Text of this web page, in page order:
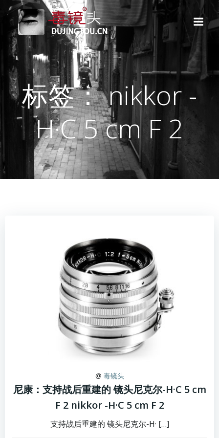
转
到
内
容
标签： nikkor -
H·C 5 cm F 2
@ 毒镜头
尼康：支持战后重建的 镜头尼克尔-H·C 5 cm
F 2 nikkor -H·C 5 cm F 2
支持战后重建的 镜头尼克尔-H· […]